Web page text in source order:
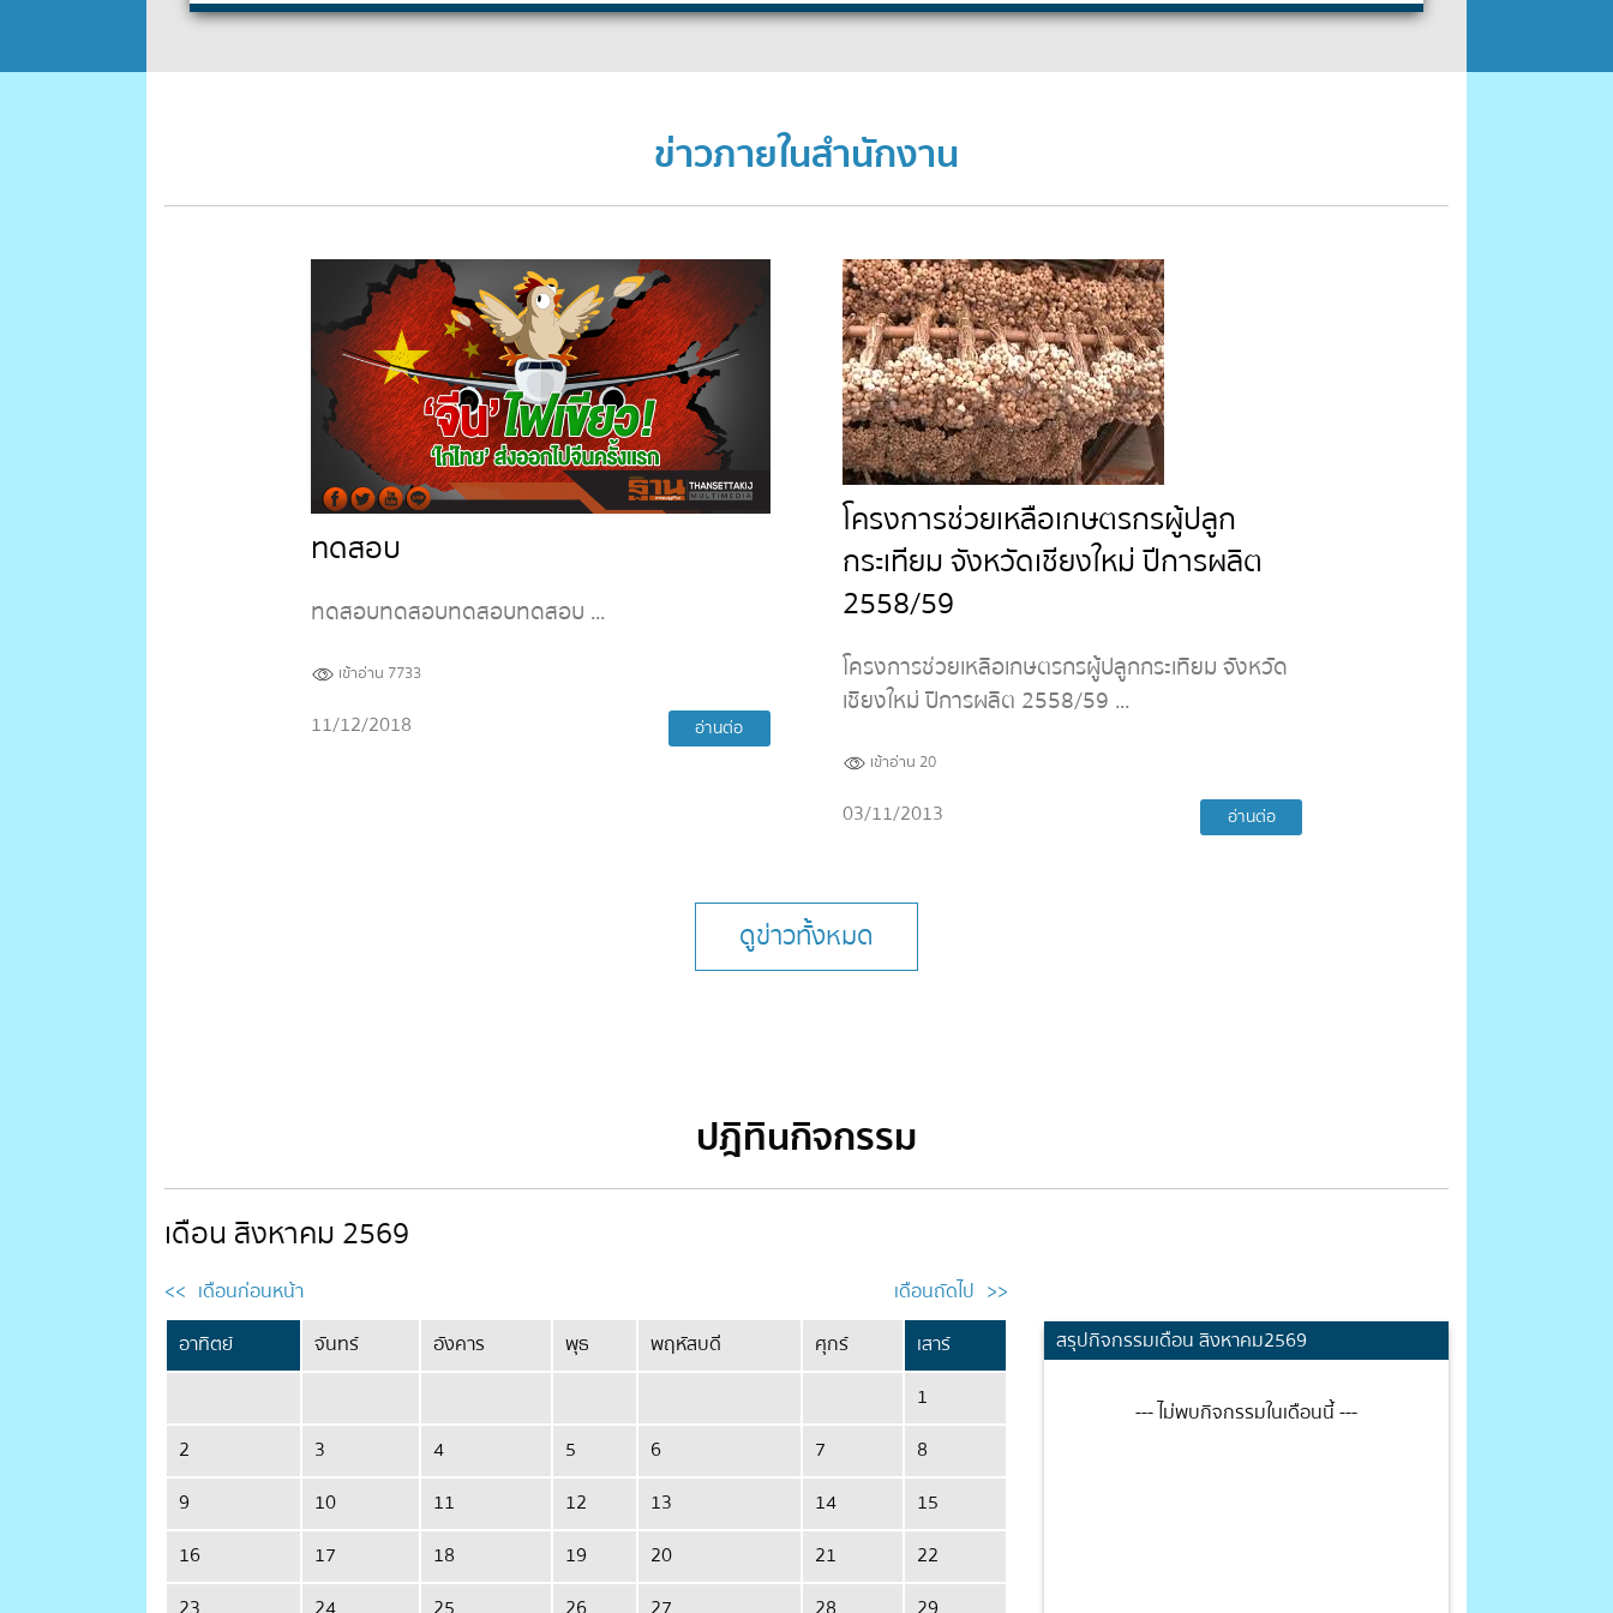
ข่าวภายในสำนักงาน
ทดสอบ
ทดสอบทดสอบทดสอบทดสอบ ...
เข้าอ่าน 7733
11/12/2018 อ่านต่อ
โครงการช่วยเหลือเกษตรกรผู้ปลูก
กระเทียม จังหวัดเชียงใหม่ ปีการผลิต
2558/59
โครงการช่วยเหลือเกษตรกรผู้ปลูกกระเทียม จังหวัด
เชียงใหม่ ปีการผลิต 2558/59 ...
เข้าอ่าน 20
03/11/2013 อ่านต่อ
ดูข่าวทั้งหมด
ปฎิทินกิจกรรม
เดือน สิงหาคม 2569
<< เดือนก่อนหน้า เดือนถัดไป >>
อาทิตย์
จันทร์ อังคาร พุธ พฤหัสบดี ศุกร์
เสาร์
1
2
3 4 5 6 7
8
9
10 11 12 13 14
15
16
17 18 19 20 21
22
สรุปกิจกรรมเดือน สิงหาคม2569
--- ไม่พบกิจกรรมในเดือนนี้ ---